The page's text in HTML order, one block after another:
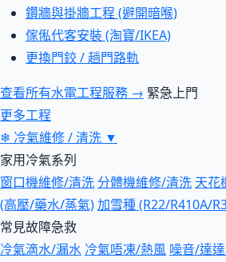
鑽牆與掛牆工程 (避開暗喉)
傢俬代客安裝 (淘寶/IKEA)
更換門鉸 / 趟門路軌
查看所有水電工程服務 → 緊急上門
更多工程
❄ 冷氣維修 / 清洗 ▼
家用冷氣系列
窗口機維修/清洗 分體機維修/清洗 天花
(高壓/藥水/蒸氣)加雪種 (R22/R410A/
常見故障急救
冷氣滴水/漏水 冷氣唔凍/熱風 噪音/達